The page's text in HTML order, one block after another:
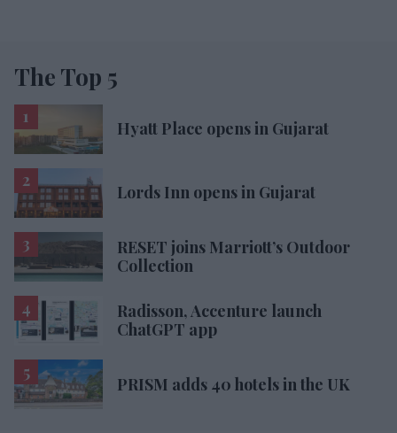
The Top 5
Hyatt Place opens in Gujarat
Lords Inn opens in Gujarat
RESET joins Marriott’s Outdoor
Collection
Radisson, Accenture launch
ChatGPT app
PRISM adds 40 hotels in the UK